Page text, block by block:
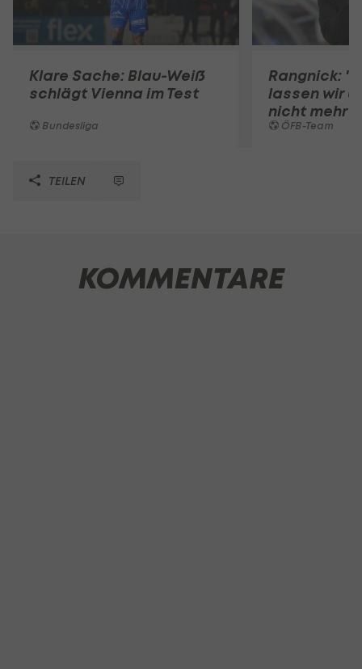
Klare Sache: Blau-Weiß
schlägt Vienna im Test
Bundesliga
Rangnick:
lassen wir
nicht mehr
ÖFB-Team
TEILEN
KOMMENTARE